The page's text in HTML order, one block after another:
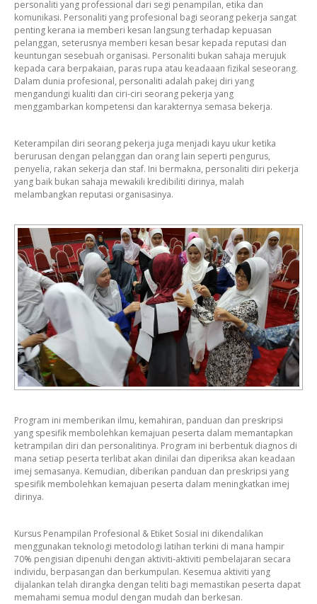
personaliti yang professional dari segi penampilan, etika dan
komunikasi. Personaliti yang profesional bagi seorang pekerja sangat
penting kerana ia memberi kesan langsung terhadap kepuasan
pelanggan, seterusnya memberi kesan besar kepada reputasi dan
keuntungan sesebuah organisasi. Personaliti bukan sahaja merujuk
kepada cara berpakaian, paras rupa atau keadaaan fizikal seseorang.
Dalam dunia profesional, personaliti adalah pakej diri yang
mengandungi kualiti dan ciri-ciri seorang pekerja yang
menggambarkan kompetensi dan karakternya semasa bekerja.
Keterampilan diri seorang pekerja juga menjadi kayu ukur ketika
berurusan dengan pelanggan dan orang lain seperti pengurus,
penyelia, rakan sekerja dan staf. Ini bermakna, personaliti diri pekerja
yang baik bukan sahaja mewakili kredibiliti dirinya, malah
melambangkan reputasi organisasinya.
Program ini memberikan ilmu, kemahiran, panduan dan preskripsi
yang spesifik membolehkan kemajuan peserta dalam memantapkan
ketrampilan diri dan personalitinya. Program ini berbentuk diagnos di
mana setiap peserta terlibat akan dinilai dan diperiksa akan keadaan
imej semasanya. Kemudian, diberikan panduan dan preskripsi yang
spesifik membolehkan kemajuan peserta dalam meningkatkan imej
dirinya.
Kursus Penampilan Profesional & Etiket Sosial ini dikendalikan
menggunakan teknologi metodologi latihan terkini di mana hampir
70% pengisian dipenuhi dengan aktiviti-aktiviti pembelajaran secara
individu, berpasangan dan berkumpulan. Kesemua aktiviti yang
dijalankan telah dirangka dengan teliti bagi memastikan peserta dapat
memahami semua modul dengan mudah dan berkesan.